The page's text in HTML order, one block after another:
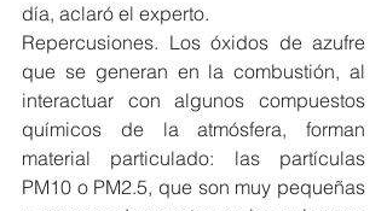
día, aclaró el experto.
Repercusiones. Los óxidos de azufre
que se generan en la combustión, al
interactuar con algunos compuestos
químicos de la atmósfera, forman
material particulado: las partículas
PM10 o PM2.5, que son muy pequeñas